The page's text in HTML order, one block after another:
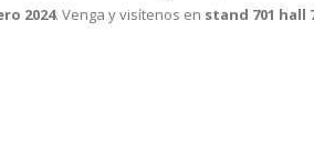
2024. Venga y visítenos en stand 701 hall